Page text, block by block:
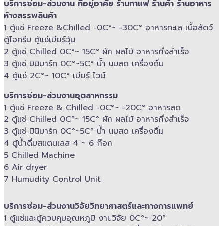
บริการซ่อม-​ส่วนงาน ที่อยู่อาศัย ร้านกาแฟ ร้านค้า ร้านอาหาร
ห้างสรรพสินค้า
1 ตู้แช่ Freeze &​Chilled -​0C°~ -​30C° อาหารทะเล เนื้อสัตว์
ตู้ไอศรีม ตู้แช่เบียร์วุ้น
2 ตู้แช่ Chilled​ 0C°~ 15C° ผัก ผลไม้ อาหารกึ่งสำเร็จ
3 ตู้แช่​ มินิมาร์ท 0C°~5C° น้ำ นมสด เครื่องดื่ม
4 ตู้แช่ 2C°~ 10​C° เบียร์ ไวน์
บริการซ่อม-​ส่วนงานอุตสาหกรรม
1 ตู้แช่ Freeze &​ Chilled -​0C°~ -​20C° อาหารสด
2 ตู้แช่ Chilled​ 0C°~ 15C° ผัก ผลไม้ อาหารกึ่งสำเร็จ
3 ตู้แช่​ มินิมาร์ท 0C°~5C° น้ำ นมสด เครื่องดื่ม
4 ตู้น้ำดื่มสแตนเลส​ 4 ~ 6 ก๊อก
5 Chilled Mac​hine
6 Air dryer
7 Humudity Control Unit
บริการซ่อม-​ส่วนงานวิจัยวิทยาศาสตร์และทางการแพทย์
1 ตู้แช่และตู้ควบคุม​อุณหภูมิ​ งานวิจัย 0C°~ 20°